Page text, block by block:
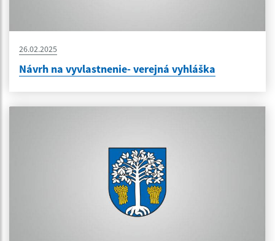
26.02.2025
Návrh na vyvlastnenie- verejná vyhláška